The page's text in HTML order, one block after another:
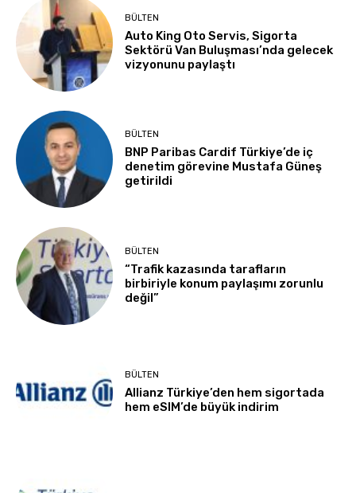
BÜLTEN
Auto King Oto Servis, Sigorta
Sektörü Van Buluşması’nda gelecek
vizyonunu paylaştı
BÜLTEN
BNP Paribas Cardif Türkiye’de iç
denetim görevine Mustafa Güneş
getirildi
BÜLTEN
“Trafik kazasında tarafların
birbiriyle konum paylaşımı zorunlu
değil”
BÜLTEN
Allianz Türkiye’den hem sigortada
hem eSIM’de büyük indirim